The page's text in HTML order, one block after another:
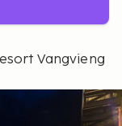
Vangvieng